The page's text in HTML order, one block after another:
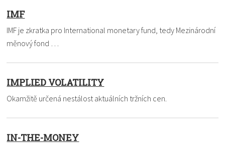
IMF
IMF je zkratka pro International monetary fund, tedy Mezinárodní
měnový fond …
IMPLIED VOLATILITY
Okamžitě určená nestálost aktuálních tržních cen.
IN-THE-MONEY